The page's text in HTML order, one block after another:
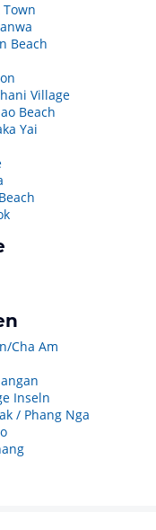
Town
Beach
Village
Beach
Yai
Cha Am
Inseln
/ Phang Nga